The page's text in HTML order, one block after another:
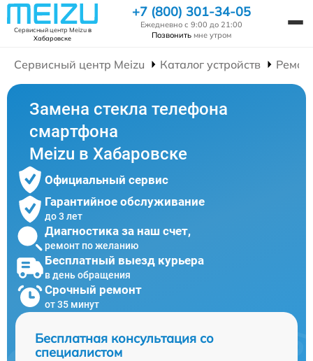
Сервисный центр Meizuв
Хабаровске
+7 (800) 301-34-05
Ежедневно с 9:00 до 21:00
Позвонить мне утром
Сервисный центр Meizu Каталог устройств
Замена стекла телефона
смартфона
Meizu в Хабаровске
Официальный сервис
Гарантийное обслуживание
до 3 лет
Диагностика за наш счет,
ремонт по желанию
Бесплатный выезд курьера
в день обращения
Срочный ремонт
от 35 минут
Бесплатная консультация со
специалистом